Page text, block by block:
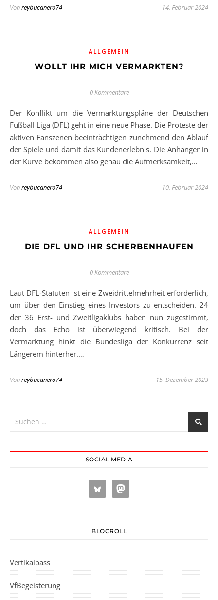
Vonreybucanero74 14. Februar 2024
ALLGEMEIN
WOLLT IHR MICH VERMARKTEN?
0 Kommentare
Der Konflikt um die Vermarktungspläne der Deutschen
Fußball Liga (DFL) geht in eine neue Phase. Die Proteste der
aktiven Fanszenen beeinträchtigen zunehmend den Ablauf
der Spiele und damit das Kundenerlebnis. Die Anhänger in
der Kurve bekommen also genau die Aufmerksamkeit,…
Vonreybucanero74 10. Februar 2024
ALLGEMEIN
DIE DFL UND IHR SCHERBENHAUFEN
0 Kommentare
Laut DFL-Statuten ist eine Zweidrittelmehrheit erforderlich,
um über den Einstieg eines Investors zu entscheiden. 24
der 36 Erst- und Zweitligaklubs haben nun zugestimmt,
doch das Echo ist überwiegend kritisch. Bei der
Vermarktung hinkt die Bundesliga der Konkurrenz seit
Längerem hinterher.…
Vonreybucanero74 15. Dezember 2023
SOCIAL MEDIA
BLOGROLL
Vertikalpass
VfBegeisterung